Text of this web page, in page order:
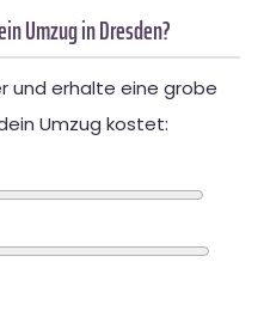
Umzug in Dresden?
und erhalte eine grobe
Umzug kostet: